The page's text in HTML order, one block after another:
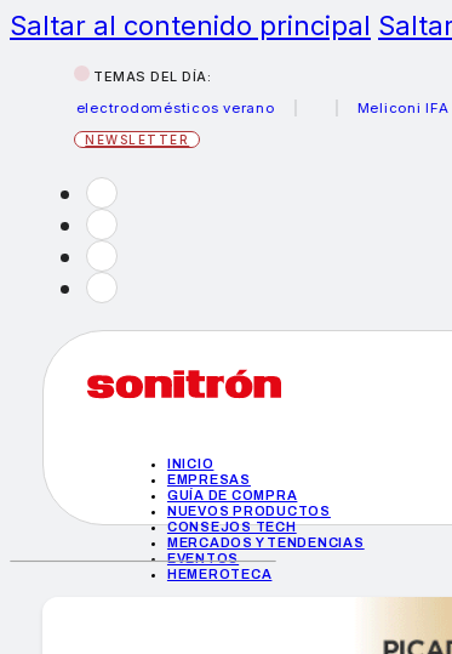
Saltar al contenido principal
TEMAS DEL DÍA:
electrodomésticos verano
Meliconi IFA 2026
NEWSLETTER
INICIO
EMPRESAS
GUÍA DE COMPRA
NUEVOS PRODUCTOS
CONSEJOS TECH
MERCADOS Y TENDENCIAS
EVENTOS
HEMEROTECA